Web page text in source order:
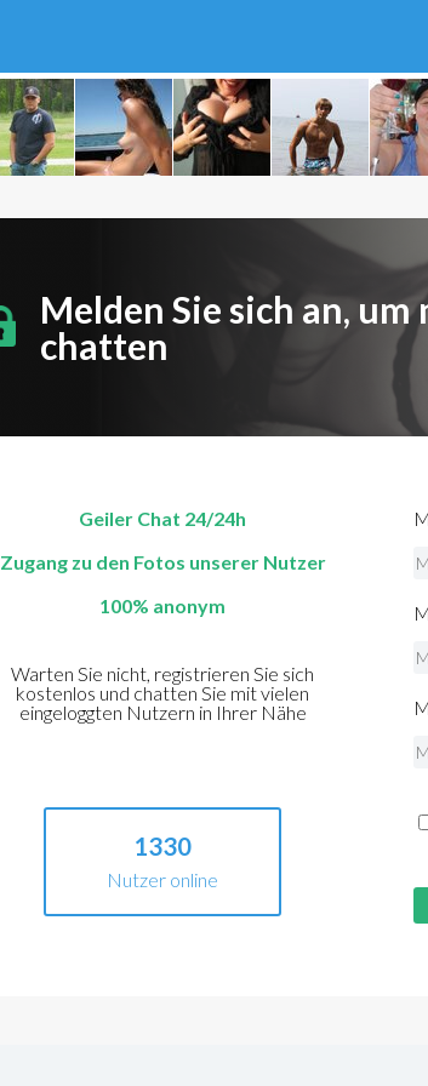
Melden Sie sich an, um
chatten
Geiler Chat 24/24h
Zugang zu den Fotos unserer Nutzer
100% anonym
Warten Sie nicht, registrieren Sie sich
kostenlos und chatten Sie mit vielen
eingeloggten Nutzern in Ihrer Nähe
1330
Nutzer online